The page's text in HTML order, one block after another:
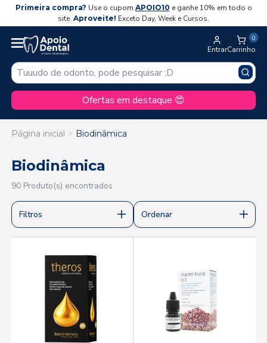
Primeira compra? Use o cupom APOIO10 e ganhe 10% em todo o
site. Aproveite! Exceto Day, Week e Cursos.
Entrar
0
Carrinho
Ofertas em destaque 😍
Página inicial Biodinâmica
Biodinâmica
90 Produto(s) encontrados
Filtros Ordenar